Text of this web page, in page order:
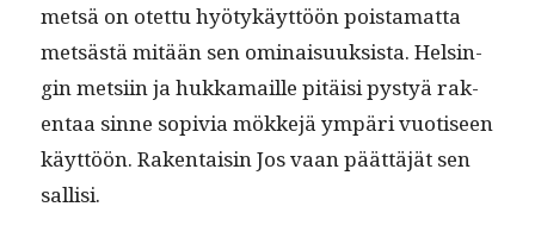
met­sä on otet­tu hyö­tykäyt­töön pois­ta­mat­ta
met­sästä mitään sen omi­naisuuk­sista. Helsin­
gin met­si­in ja hukka­maille pitäisi pystyä rak­
en­taa sinne sopivia mökke­jä ympäri vuo­tiseen
käyt­töön. Rak­en­taisin Jos vaan päät­täjät sen
sallisi.